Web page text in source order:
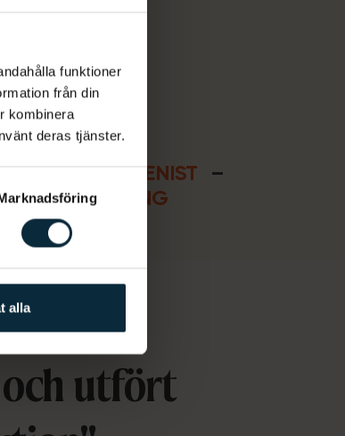
funktioner
från din
kombinera
deras tjänster.
alla
– TANDHYGIENIST
–
UNDERSÖKNING
utfört